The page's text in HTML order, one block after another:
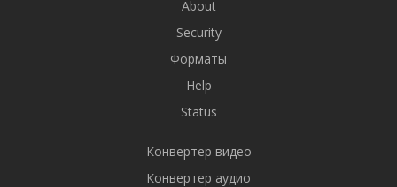
About
Security
Форматы
Help
Status
Конвертер видео
Конвертер аудио